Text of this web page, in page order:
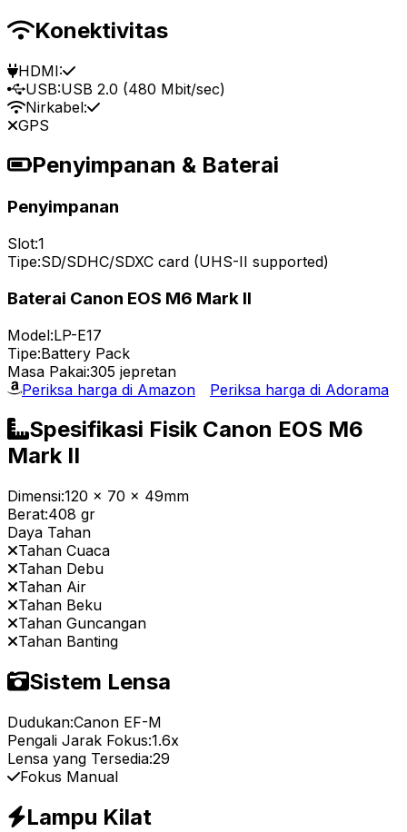
Konektivitas
HDMI:
USB:USB 2.0 (480 Mbit/sec)
Nirkabel:
GPS
Penyimpanan & Baterai
Penyimpanan
Slot:1
Tipe:SD/SDHC/SDXC card (UHS-II supported)
Baterai Canon EOS M6 Mark II
Model:LP-E17
Tipe:Battery Pack
Masa Pakai:305 jepretan
Periksa harga di Amazon
Periksa harga di Adorama
Spesifikasi Fisik Canon EOS M6
Mark II
Dimensi:120 x 70 x 49mm
Berat:408 gr
Daya Tahan
Tahan Cuaca
Tahan Debu
Tahan Air
Tahan Beku
Tahan Guncangan
Tahan Banting
Sistem Lensa
Dudukan:Canon EF-M
Pengali Jarak Fokus:1.6x
Lensa yang Tersedia:29
Fokus Manual
Lampu Kilat